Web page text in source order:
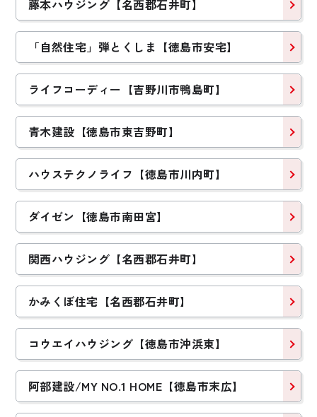
藤本ハウジング【名西郡石井町】
「自然住宅」弾とくしま【徳島市安宅】
ライフコーディー【吉野川市鴨島町】
青木建設【徳島市東吉野町】
ハウステクノライフ【徳島市川内町】
ダイゼン【徳島市南田宮】
関西ハウジング【名西郡石井町】
かみくぼ住宅【名西郡石井町】
コウエイハウジング【徳島市沖浜東】
阿部建設/MY NO.1 HOME【徳島市末広】